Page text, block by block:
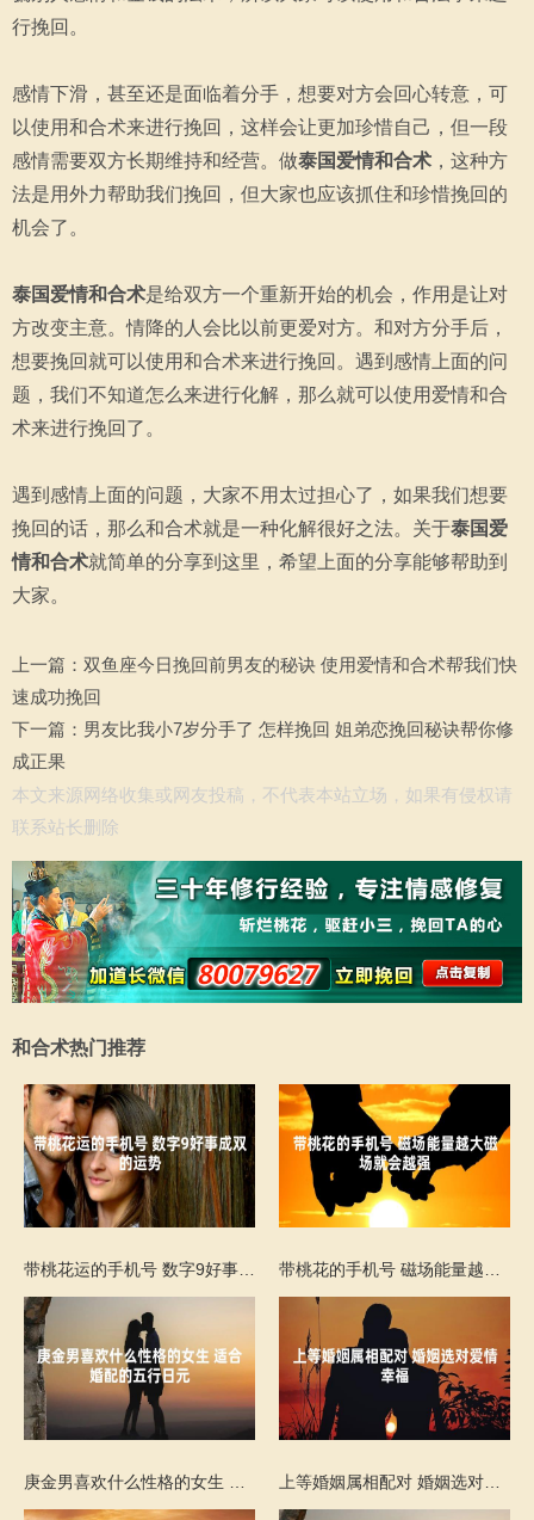
行挽回。
感情下滑，甚至还是面临着分手，想要对方会回心转意，可
以使用和合术来进行挽回，这样会让更加珍惜自己，但一段
感情需要双方长期维持和经营。做泰国爱情和合术 ，这种方
法是用外力帮助我们挽回，但大家也应该抓住和珍惜挽回的
机会了。
泰国爱情和合术是给双方一个重新开始的机会，作用是让对
方改变主意。情降的人会比以前更爱对方。和对方分手后，
想要挽回就可以使用和合术来进行挽回。遇到感情上面的问
题，我们不知道怎么来进行化解，那么就可以使用爱情和合
术来进行挽回了。
遇到感情上面的问题，大家不用太过担心了，如果我们想要
挽回的话，那么和合术就是一种化解很好之法。关于泰国爱
情和合术就简单的分享到这里，希望上面的分享能够帮助到
大家。
上一篇： 双鱼座今日挽回前男友的秘诀 使用爱情和合术帮我们快
速成功挽回
下一篇： 男友比我小7岁分手了 怎样挽回 姐弟恋挽回秘诀帮你修
成正果
本文来源网络收集或网友投稿，不代表本站立场，如果有侵权请
联系站长删除
和合术热门推荐